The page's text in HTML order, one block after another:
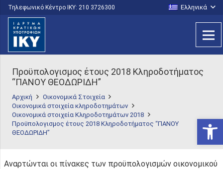
Τηλεφωνικό Κέντρο IKY: 210 3726300 Ελληνικά
Προϋπολογισμος έτους 2018 Κληροδοτήματος
“ΠΑΝΟΥ ΘΕΟΔΩΡΙΔΗ”
Αρχική
Οικονομικά Στοιχεία
Οικονομικά στοιχεία κληροδοτημάτων
Οικονομικά στοιχεία Κληροδοτημάτων 2018
Προϋπολογισμος έτους 2018 Κληροδοτήματος “ΠΑΝΟΥ
ΘΕΟΔΩΡΙΔΗ”
Αναρτώνται οι πίνακες των προϋπολογισμών οικονομικού